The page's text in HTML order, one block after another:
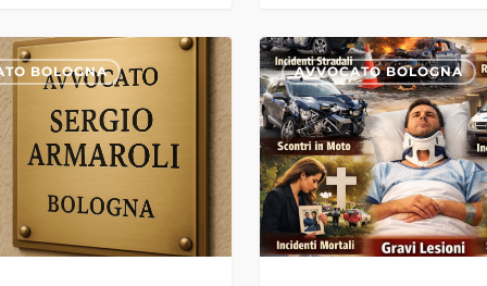
BOLOGNA
Cause
ereditarie
tra
fratelli
a
Bologna,
Modena
AVVOCATO BOLOGNA